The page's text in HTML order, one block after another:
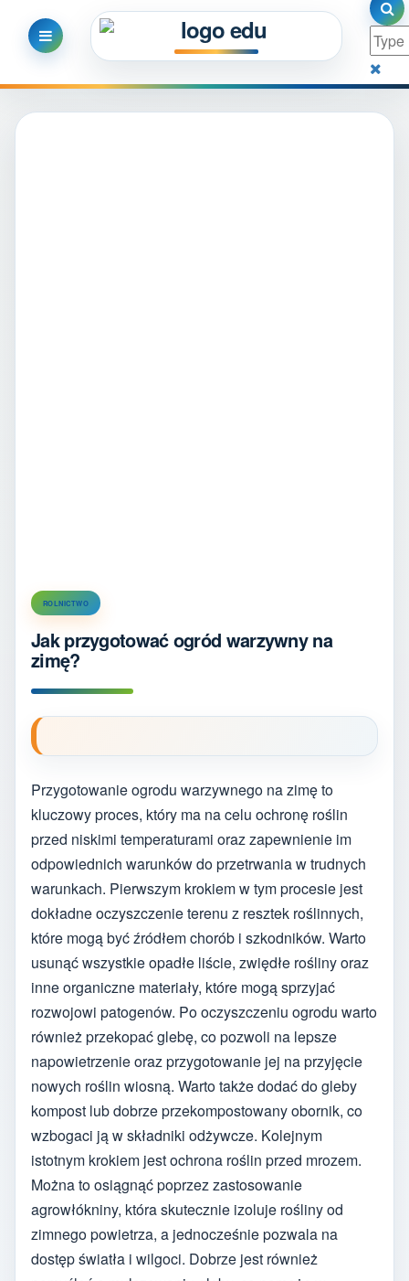
ROLNICTWO
Jak przygotować ogród warzywny na
zimę?
Przygotowanie ogrodu warzywnego na zimę to
kluczowy proces, który ma na celu ochronę roślin
przed niskimi temperaturami oraz zapewnienie im
odpowiednich warunków do przetrwania w trudnych
warunkach. Pierwszym krokiem w tym procesie jest
dokładne oczyszczenie terenu z resztek roślinnych,
które mogą być źródłem chorób i szkodników. Warto
usunąć wszystkie opadłe liście, zwiędłe rośliny oraz
inne organiczne materiały, które mogą sprzyjać
rozwojowi patogenów. Po oczyszczeniu ogrodu warto
również przekopać glebę, co pozwoli na lepsze
napowietrzenie oraz przygotowanie jej na przyjęcie
nowych roślin wiosną. Warto także dodać do gleby
kompost lub dobrze przekompostowany obornik, co
wzbogaci ją w składniki odżywcze. Kolejnym
istotnym krokiem jest ochrona roślin przed mrozem.
Można to osiągnąć poprzez zastosowanie
agrowłókniny, która skutecznie izoluje rośliny od
zimnego powietrza, a jednocześnie pozwala na
dostęp światła i wilgoci. Dobrze jest również